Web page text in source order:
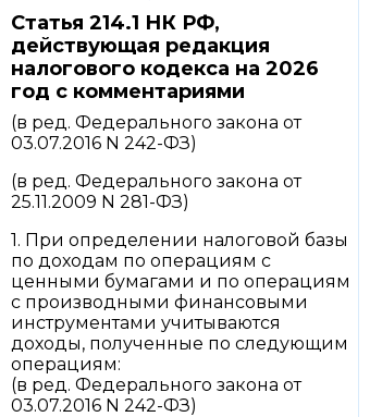
Статья 214.1 НК РФ,
действующая редакция
налогового кодекса на 2026
год с комментариями
(в ред. Федерального закона от
03.07.2016 N 242-ФЗ)
(в ред. Федерального закона от
25.11.2009 N 281-ФЗ)
1. При определении налоговой базы
по доходам по операциям с
ценными бумагами и по операциям
с производными финансовыми
инструментами учитываются
доходы, полученные по следующим
операциям:
(в ред. Федерального закона от
03.07.2016 N 242-ФЗ)